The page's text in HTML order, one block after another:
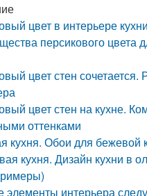
цвет в интерьере
персикового цвета
цвет стен сочетается.
цвет стен на кухне.
оттенками
кухня. Обои для бежевой
кухня. Дизайн кухни в
элементы интерьера